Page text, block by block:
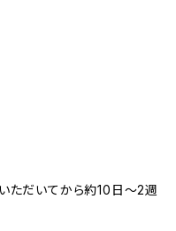
ただいてから約10日〜2週